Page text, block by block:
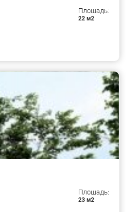
Площадь:
22 м2
Площадь:
23 м2